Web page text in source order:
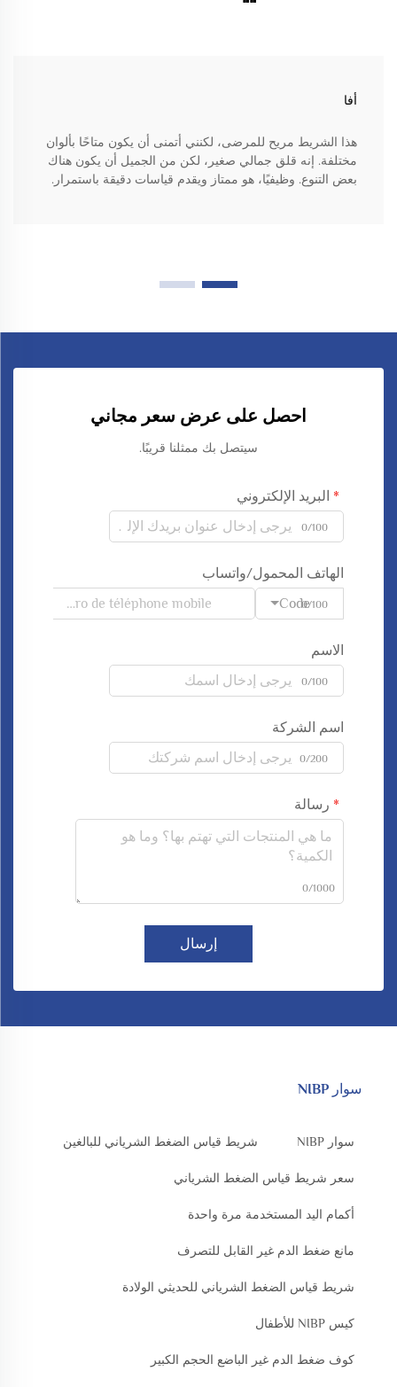
أفا
هذا الشريط مريح للمرضى، لكنني أتمنى أن يكون متاحًا بألوان
مختلفة. إنه قلق جمالي صغير، لكن من الجميل أن يكون هناك
بعض التنوع. وظيفيًا، هو ممتاز ويقدم قياسات دقيقة باستمرار.
احصل على عرض سعر مجاني
سيتصل بك ممثلنا قريبًا.
البريد الإلكتروني
0/100
الهاتف المحمول/واتساب
Code0/100
الاسم
0/100
اسم الشركة
0/200
رسالة
0/1000
إرسال
سوار NIBP
سوار NIBP شريط قياس الضغط الشرياني للبالغين
سعر شريط قياس الضغط الشرياني
أكمام اليد المستخدمة مرة واحدة
مانع ضغط الدم غير القابل للتصرف
شريط قياس الضغط الشرياني للحديثي الولادة
كيس NIBP للأطفال
كوف ضغط الدم غير الباضع الحجم الكبير